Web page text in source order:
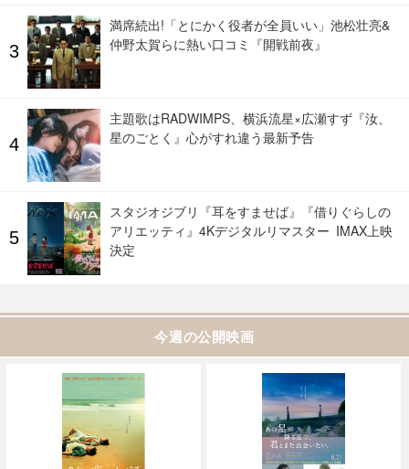
満席続出!「とにかく役者が全員いい」池松壮亮&
仲野太賀らに熱い口コミ『開戦前夜』
主題歌はRADWIMPS、横浜流星×広瀬すず『汝、
星のごとく』心がすれ違う最新予告
スタジオジブリ『耳をすませば』『借りぐらしの
アリエッティ』4Kデジタルリマスター IMAX上映
決定
今週の公開映画